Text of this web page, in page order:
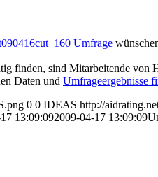
Umfrage
finden, sind Mitarbeitende von
Daten und Umfrageergebnisse
0 0 IDEAS http://
13:09:092009-04-17 13:09:09